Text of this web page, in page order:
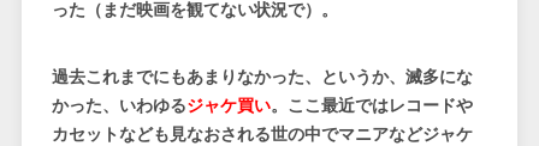
った（まだ映画を観てない状況で）。
過去これまでにもあまりなかった、というか、滅多にな
かった、いわゆるジャケ買い。ここ最近ではレコードや
カセットなども見なおされる世の中でマニアなどジャケ